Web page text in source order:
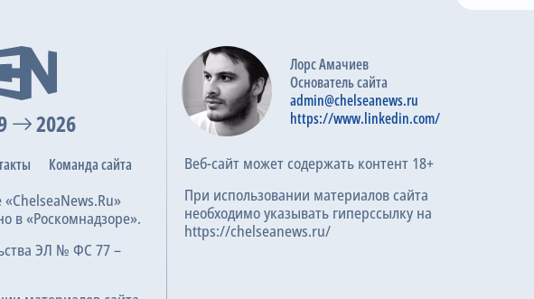
2026
Команда сайта
в «Роскомнадзоре».
ЭЛ № ФС 77 –
Лорс Амачиев
Основатель сайта
admin@chelseanews.ru
https://www.linkedin.com/
Веб-сайт может содержать контент 18+
При использовании материалов сайта
необходимо указывать гиперссылку на
https://chelseanews.ru/